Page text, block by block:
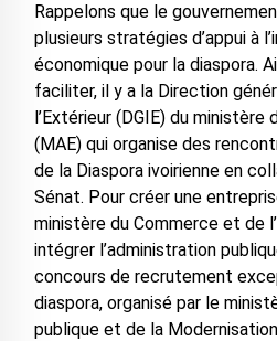
Rappelons que le
plusieurs stratégies d’appui à
économique pour la diaspora.
faciliter, il y a la Direction
l’Extérieur (DGIE) du
(MAE) qui organise des
de la Diaspora ivoirienne en
Sénat. Pour créer une
ministère du Commerce et de
intégrer l’administration
concours de recrutement
diaspora, organisé par le
publique et de la